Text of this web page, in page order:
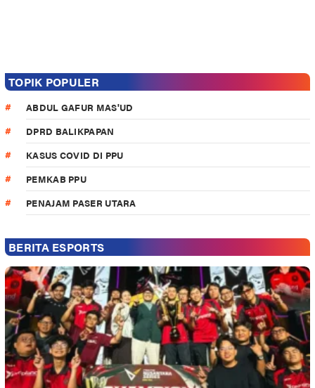
TOPIK POPULER
ABDUL GAFUR MAS'UD
DPRD BALIKPAPAN
KASUS COVID DI PPU
PEMKAB PPU
PENAJAM PASER UTARA
BERITA ESPORTS